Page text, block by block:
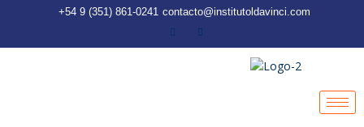
+54 9 (351) 861-0241 contacto@institutoldavinci.com